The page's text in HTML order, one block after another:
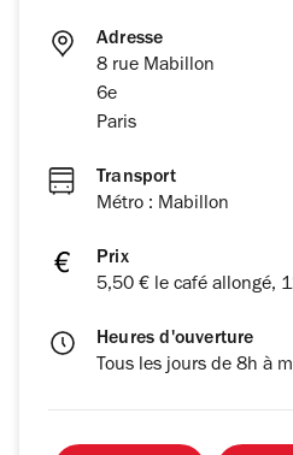
Adresse
8 rue Mabillon
6e
Paris
Transport
Métro : Mabillon
Prix
5,50 € le café allongé,
Heures d'ouverture
Tous les jours de 8h à